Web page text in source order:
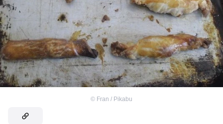
© Fran / Pikabu